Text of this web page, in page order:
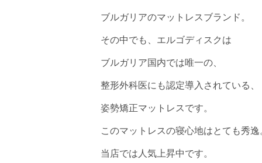
ブルガリアのマットレスブランド。
その中でも、エルゴディスクは
ブルガリア国内では唯一の、
整形外科医にも認定導入されている、
姿勢矯正マットレスです。
このマットレスの寝心地はとても秀逸
当店では人気上昇中です。